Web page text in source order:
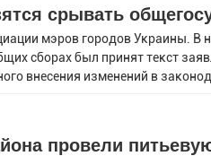
срывать
мэров городов Украины. В
сборах был принят текст
внесения изменений в
провели